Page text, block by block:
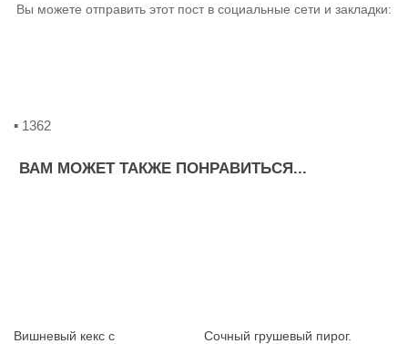
Вы можете отправить этот пост в социальные сети и закладки:
▪ 1362
ВАМ МОЖЕТ ТАКЖЕ ПОНРАВИТЬСЯ...
Вишневый кекс с
Сочный грушевый пирог.